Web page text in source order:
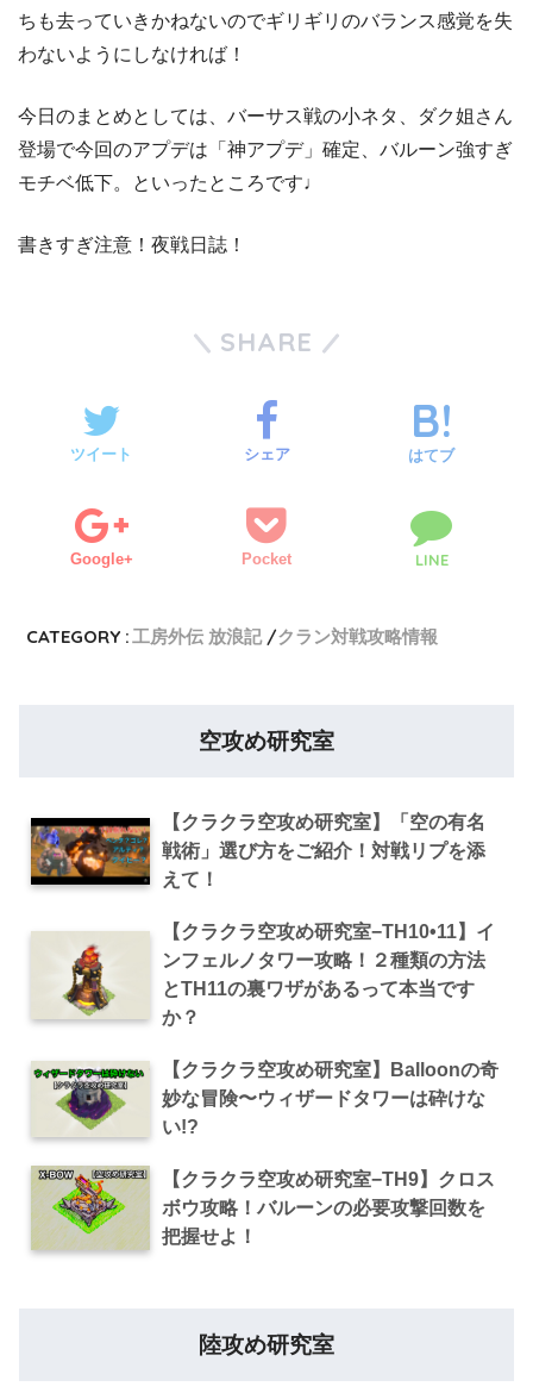
ちも去っていきかねないのでギリギリのバランス感覚を失
わないようにしなければ！
今日のまとめとしては、バーサス戦の小ネタ、ダク姐さん
登場で今回のアプデは「神アプデ」確定、バルーン強すぎ
モチベ低下。といったところです♩
書きすぎ注意！夜戦日誌！
SHARE
ツイート シェア はてブ
Google+ Pocket LINE
CATEGORY :工房外伝 放浪記 クラン対戦攻略情報
空攻め研究室
【クラクラ空攻め研究室】「空の有名
戦術」選び方をご紹介！対戦リプを添
えて！
【クラクラ空攻め研究室−TH10•11】イ
ンフェルノタワー攻略！２種類の方法
とTH11の裏ワザがあるって本当です
か？
【クラクラ空攻め研究室】Balloonの奇
妙な冒険〜ウィザードタワーは砕けな
い!?
【クラクラ空攻め研究室−TH9】クロス
ボウ攻略！バルーンの必要攻撃回数を
把握せよ！
陸攻め研究室